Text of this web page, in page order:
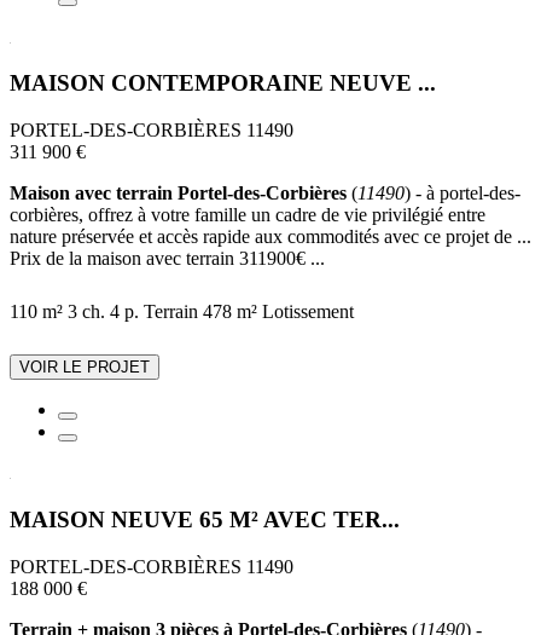
MAISON CONTEMPORAINE NEUVE ...
PORTEL-DES-CORBIÈRES 11490
311 900 €
Maison avec terrain Portel-des-Corbières (11490) - à portel-des-
corbières, offrez à votre famille un cadre de vie privilégié entre
nature préservée et accès rapide aux commodités avec ce projet de ...
Prix de la maison avec terrain 311900€ ...
110 m² 3 ch. 4 p. Terrain 478 m² Lotissement
VOIR LE PROJET
MAISON NEUVE 65 M² AVEC TER...
PORTEL-DES-CORBIÈRES 11490
188 000 €
Terrain + maison 3 pièces à Portel-des-Corbières (11490) -